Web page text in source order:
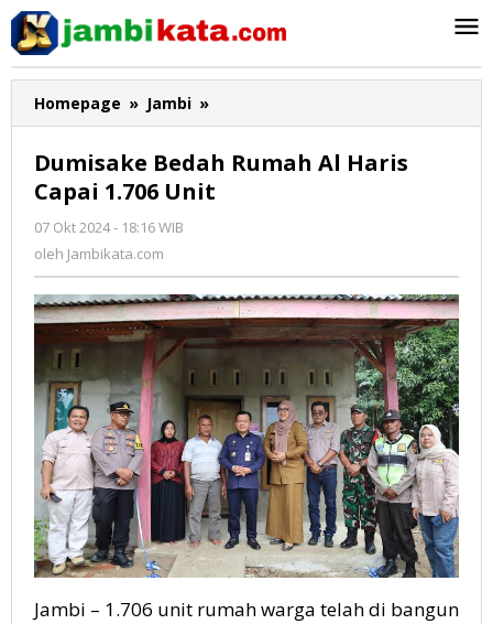
Lewati
konten
Homepage » Jambi »
Bedah
Rumah
Al
Haris
Dumisake Bedah Rumah Al Haris
Capai 1.706 Unit
07 Okt 2024 - 18:16 WIB
oleh Jambikata.com
Jambi – 1.706 unit rumah warga telah di bangun